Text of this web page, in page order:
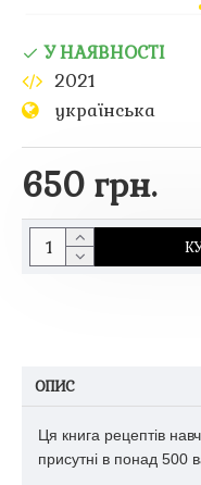
650 грн.
У НАЯВНОСТІ
2021
українська
ОПИС
Ця книга рецептів
присутні в понад 500